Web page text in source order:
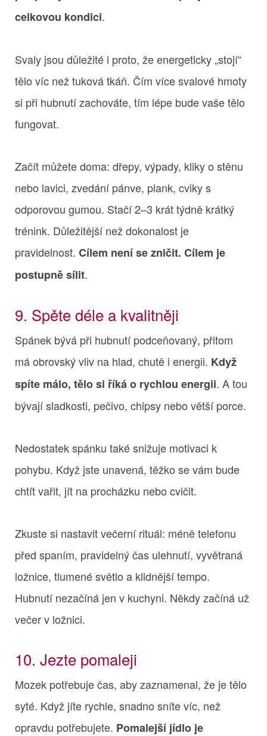
celkovou kondici.
Svaly jsou důležité i proto, že energeticky „stojí“
tělo víc než tuková tkáň. Čím více svalové hmoty
si při hubnutí zachováte, tím lépe bude vaše tělo
fungovat.
Začít můžete doma: dřepy, výpady, kliky o stěnu
nebo lavici, zvedání pánve, plank, cviky s
odporovou gumou. Stačí 2–3 krát týdně krátký
trénink. Důležitější než dokonalost je
pravidelnost. Cílem není se zničit. Cílem je
postupně sílit.
9. Spěte déle a kvalitněji
Spánek bývá při hubnutí podceňovaný, přitom
má obrovský vliv na hlad, chutě i energii. Když
spíte málo, tělo si říká o rychlou energii. A tou
bývají sladkosti, pečivo, chipsy nebo větší porce.
Nedostatek spánku také snižuje motivaci k
pohybu. Když jste unavená, těžko se vám bude
chtít vařit, jít na procházku nebo cvičit.
Zkuste si nastavit večerní rituál: méně telefonu
před spaním, pravidelný čas ulehnutí, vyvětraná
ložnice, tlumené světlo a klidnější tempo.
Hubnutí nezačíná jen v kuchyni. Někdy začíná už
večer v ložnici.
10. Jezte pomaleji
Mozek potřebuje čas, aby zaznamenal, že je tělo
syté. Když jíte rychle, snadno sníte víc, než
opravdu potřebujete. Pomalejší jídlo je